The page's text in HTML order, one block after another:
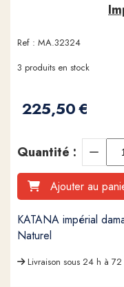
Ref : MA.32324
225,50€
3 produits en stock
Quantité :
Ajouter au
KATANA impérial
Naturel
Livraison sous 24 h à 72